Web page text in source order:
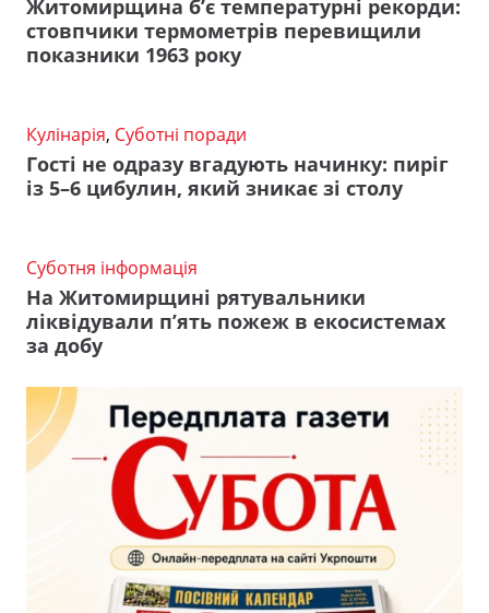
Житомирщина б’є температурні рекорди:
стовпчики термометрів перевищили
показники 1963 року
Кулінарія, Суботні поради
Гості не одразу вгадують начинку: пиріг
із 5–6 цибулин, який зникає зі столу
Суботня інформація
На Житомирщині рятувальники
ліквідували п’ять пожеж в екосистемах
за добу